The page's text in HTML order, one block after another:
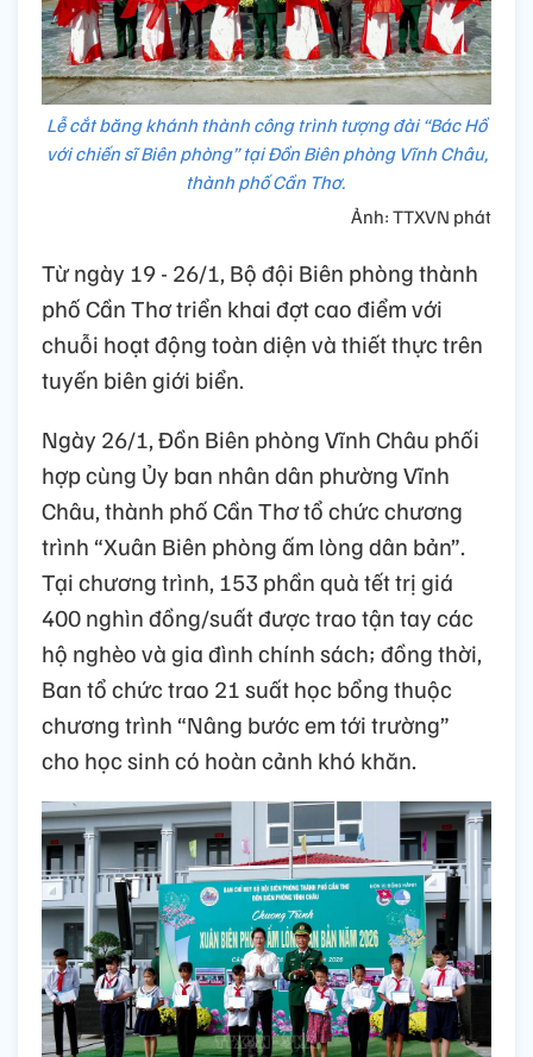
Lễ cắt băng khánh thành công trình tượng đài “Bác Hồ
với chiến sĩ Biên phòng” tại Đồn Biên phòng Vĩnh Châu,
thành phố Cần Thơ.
Ảnh: TTXVN phát
Từ ngày 19 - 26/1, Bộ đội Biên phòng thành
phố Cần Thơ triển khai đợt cao điểm với
chuỗi hoạt động toàn diện và thiết thực trên
tuyến biên giới biển.
Ngày 26/1, Đồn Biên phòng Vĩnh Châu phối
hợp cùng Ủy ban nhân dân phường Vĩnh
Châu, thành phố Cần Thơ tổ chức chương
trình “Xuân Biên phòng ấm lòng dân bản”.
Tại chương trình, 153 phần quà tết trị giá
400 nghìn đồng/suất được trao tận tay các
hộ nghèo và gia đình chính sách; đồng thời,
Ban tổ chức trao 21 suất học bổng thuộc
chương trình “Nâng bước em tới trường”
cho học sinh có hoàn cảnh khó khăn.